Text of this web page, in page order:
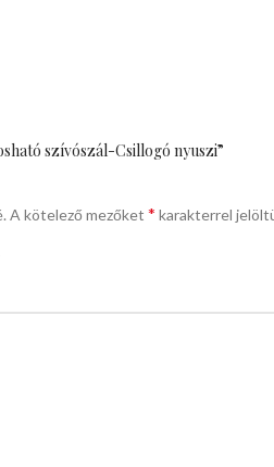
szívószál-Csillogó nyuszi”
A kötelező mezőket * karakterrel